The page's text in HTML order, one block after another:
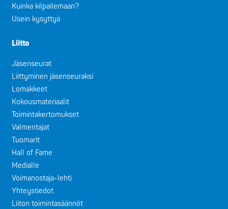
Kuinka kilpailemaan?
Usein kysyttyä
Liitto
Jäsenseurat
Liittyminen jäsenseuraksi
Lomakkeet
Kokousmateriaalit
Toimintakertomukset
Valmentajat
Tuomarit
Hall of Fame
Medialle
Voimanostaja-lehti
Yhteystiedot
Liiton toimintasäännöt